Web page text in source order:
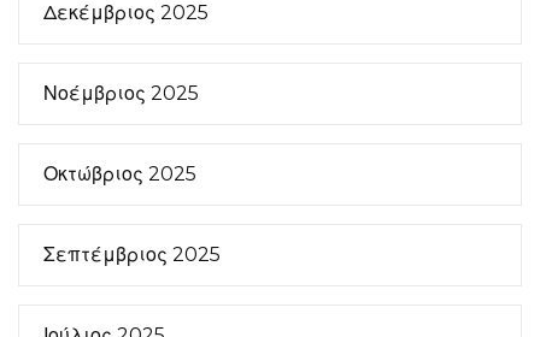
Δεκέμβριος 2025
Νοέμβριος 2025
Οκτώβριος 2025
Σεπτέμβριος 2025